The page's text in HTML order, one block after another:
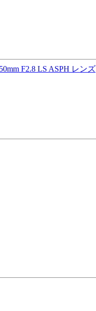
F2.8 LS ASPH レンズ